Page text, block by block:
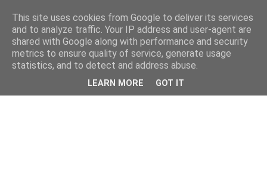
This site uses cookies from Google to deliver its services
and to analyze traffic. Your IP address and user-agent are
shared with Google along with performance and security
metrics to ensure quality of service, generate usage
statistics, and to detect and address abuse.
LEARN MORE GOT IT